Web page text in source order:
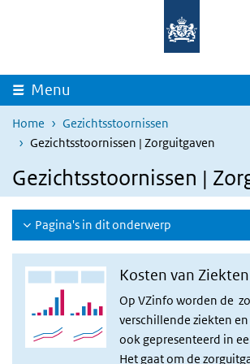
Overslaan en naar de inhoud gaan
Menu
Home
Gezichtsstoornissen
Gezichtsstoornissen | Zorguitgaven
Gezichtsstoornissen |
Pagina's in dit onderwerp
Kosten van
Op VZinfo worden de
verschillende ziekten
ook gepresenteerd in
Het gaat om de